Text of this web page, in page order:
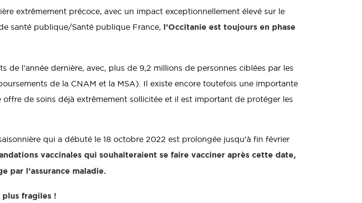
extrêmement précoce, avec un impact exceptionnellement élevé sur le
santé publique/Santé publique France, l’Occitanie est toujours en phase
l’année dernière, avec, plus de 9,2 millions de personnes ciblées par les
de la CNAM et la MSA). Il existe encore toutefois une importante
de soins déjà extrêmement sollicitée et il est important de protéger les
qui a débuté le 18 octobre 2022 est prolongée jusqu’à fin février
vaccinales qui souhaiteraient se faire vacciner après cette date,
par l’assurance maladie.
fragiles !